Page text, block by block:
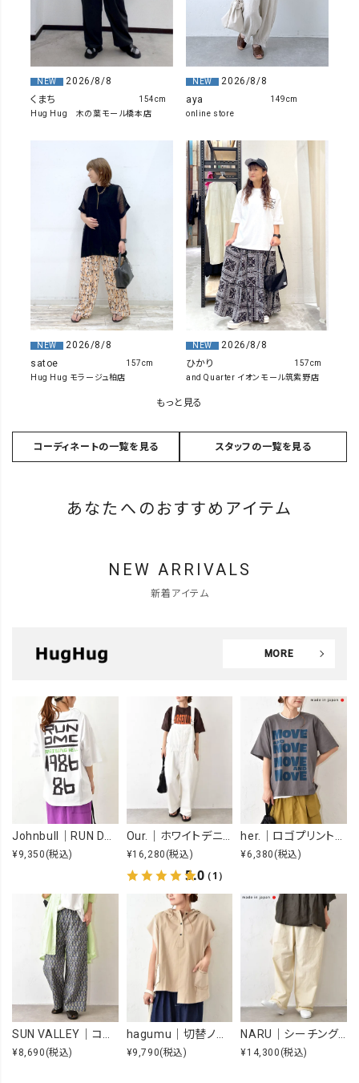
NEW
2026/8/8
くまち
Hug Hug 木の葉モール橋本店
154cm
NEW
2026/8/8
aya
online store
149cm
NEW
2026/8/8
satoe
Hug Hug モラージュ柏店
157cm
NEW
2026/8/8
ひかり
and Quarter イオンモール筑紫野店
157cm
もっと見る
コーディネートの一覧を見る スタッフの一覧を見る
あなたへのおすすめアイテム
NEW ARRIVALS
新着アイテム
MORE
Johnbull｜RUN DMC RAISING HELL Tee [[JT263C39]][C]
¥9,350 (税込)
Our.｜ホワイトデニムオーバーオール [[Our-022-1]][C]
¥16,280 (税込)
5.0（1）
her.｜ロゴプリントTee [[MTAH604-0721]][C]
¥6,380 (税込)
¥8,690 (税込) ¥9,790(税込)
NARU｜シーチングハンドワッシャーノッポパンツ [[643855BE]][C]
¥14,300 (税込)